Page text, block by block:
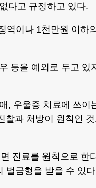
다고 규정하고 있다.
역이나 1천만원 이하
등을 예외로 두고 있
, 우울증 치료에 쓰이
찰과 처방이 원칙인
진료를 원칙으로 한
벌금형을 받을 수 있